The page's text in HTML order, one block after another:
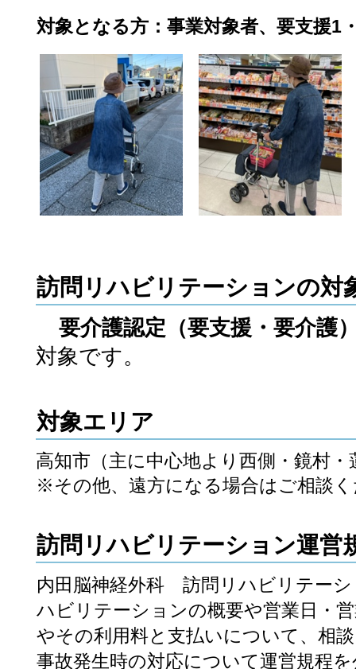
対象となる方：事業対象者、要支援1
訪問リハビリテーションの対
要介護認定（要支援・要介護
対象です。
対象エリア
高知市（主に中心地より西側・鏡村
※その他、遠方になる場合はご相談
訪問リハビリテーション運営
内田脳神経外科 訪問リハビリテーシ
ハビリテーションの概要や営業日・
やその利用料と支払いについて、相
事故発生時の対応について運営規程